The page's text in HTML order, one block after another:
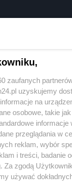
zaufanych
uzyskujemy
na
osobowe, takie
informacje
przeglądania w
reklam, wybór
i treści, badanie
Za zgodą
używać